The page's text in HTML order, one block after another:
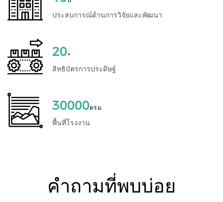
ประสบการณ์ด้านการวิจัยและพัฒนา
20+
สิทธิบัตรการประดิษฐ์
30000ตร.ม
พื้นที่โรงงาน
คำถามที่พบบ่อย